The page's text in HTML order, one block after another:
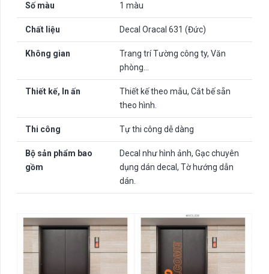
Số màu 1 màu
Chất liệu Decal Oracal 631 (Đức)
Không gian
Trang trí Tường công ty, Văn
phòng…
Thiết kế, In ấn
Thiết kế theo mẫu, Cắt bế sẵn
theo hình.
Thi công Tự thi công dễ dàng
Bộ sản phẩm bao
gồm
Decal như hình ảnh, Gạc chuyên
dụng dán decal, Tờ hướng dẫn
dán.